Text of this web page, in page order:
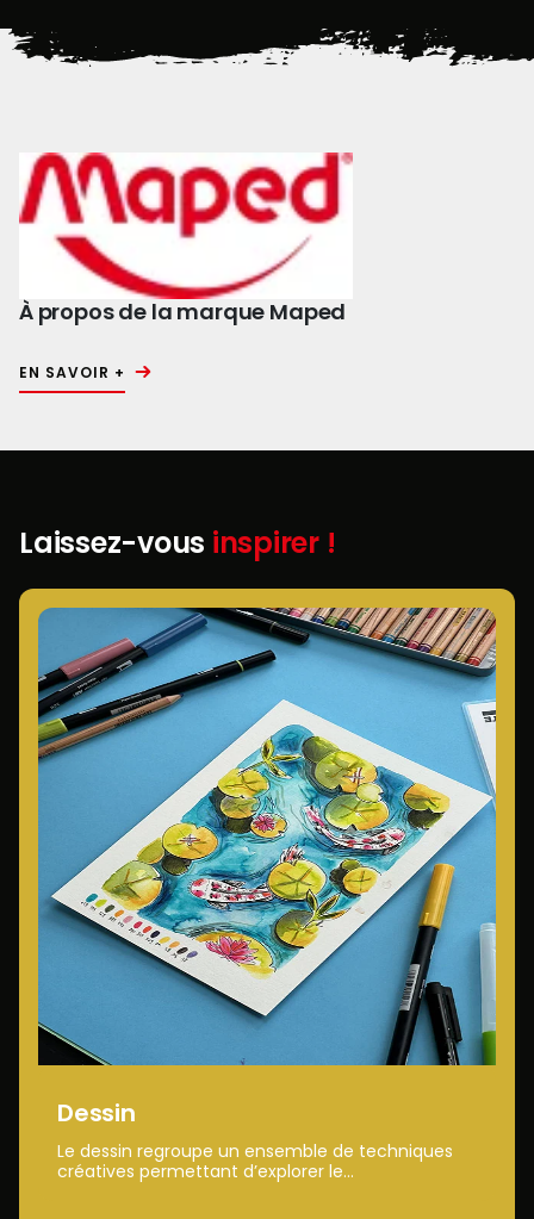
À propos de la marque Maped
EN SAVOIR +
Laissez-vous inspirer !
Dessin
Le dessin regroupe un ensemble de techniques
créatives permettant d’explorer le...